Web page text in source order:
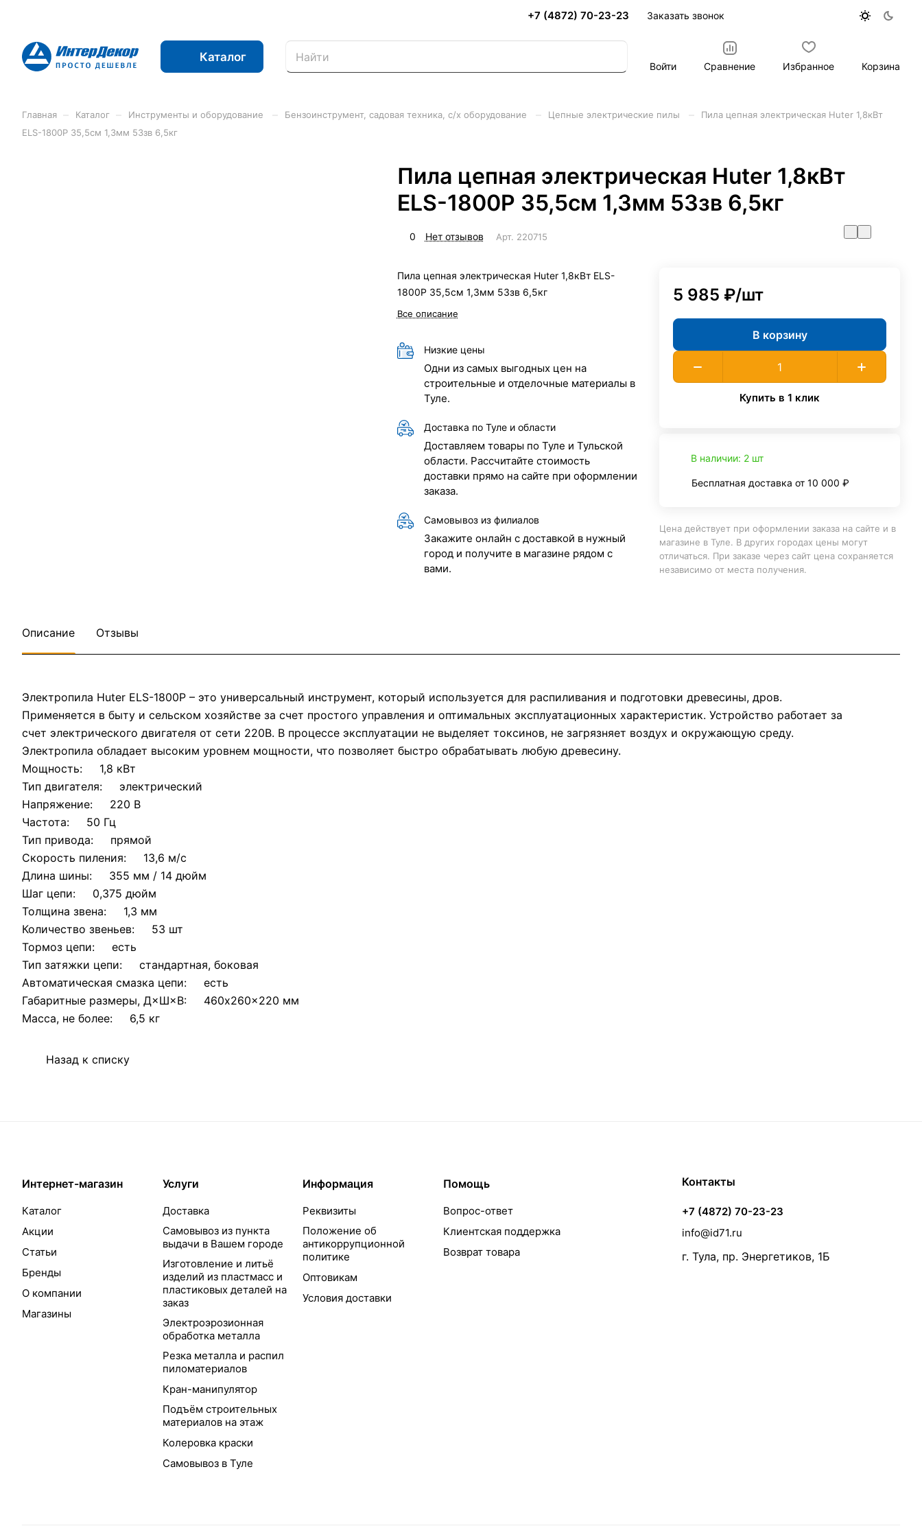
+7 (4872) 70-23-23 Заказать звонок
Каталог
Войти Сравнение Избранное Корзина
Главная Каталог Инструменты и оборудование Бензоинструмент, садовая техника, с/х оборудование Цепные электрические пилы
Пила цепная электрическая Huter 1,8кВт
ELS-1800P 35,5см 1,3мм 53зв 6,5кг
Пила цепная электрическая Huter 1,8кВт
ELS-1800P 35,5см 1,3мм 53зв 6,5кг
0 Нет отзывов Арт. 220715
Пила цепная электрическая Huter 1,8кВт ELS-
1800P 35,5см 1,3мм 53зв 6,5кг
Все описание
Низкие цены
Одни из самых выгодных цен на
строительные и отделочные материалы в
Туле.
Доставка по Туле и области
Доставляем товары по Туле и Тульской
области. Рассчитайте стоимость
доставки прямо на сайте при оформлении
заказа.
Самовывоз из филиалов
Закажите онлайн с доставкой в нужный
город и получите в магазине рядом с
вами.
5 985 ₽/шт
В корзину
Купить в 1 клик
В наличии: 2 шт
Бесплатная доставка от 10 000 ₽
Цена действует при оформлении заказа на сайте и в
магазине в Туле. В других городах цены могут
отличаться. При заказе через сайт цена сохраняется
независимо от места получения.
Описание Отзывы
Электропила Huter ELS-1800P – это универсальный инструмент, который используется для распиливания и подготовки древесины, дров.
Применяется в быту и сельском хозяйстве за счет простого управления и оптимальных эксплуатационных характеристик. Устройство работает за
счет электрического двигателя от сети 220В. В процессе эксплуатации не выделяет токсинов, не загрязняет воздух и окружающую среду.
Электропила обладает высоким уровнем мощности, что позволяет быстро обрабатывать любую древесину.
Мощность: 1,8 кВт
Тип двигателя: электрический
Напряжение: 220 В
Частота: 50 Гц
Тип привода: прямой
Скорость пиления: 13,6 м/с
Длина шины: 355 мм / 14 дюйм
Шаг цепи: 0,375 дюйм
Толщина звена: 1,3 мм
Количество звеньев: 53 шт
Тормоз цепи: есть
Тип затяжки цепи: стандартная, боковая
Автоматическая смазка цепи: есть
Габаритные размеры, Д×Ш×В: 460x260x220 мм
Масса, не более: 6,5 кг
Назад к списку
Интернет-магазин
Каталог
Акции
Статьи
Бренды
О компании
Магазины
Услуги
Доставка
Самовывоз из пункта
выдачи в Вашем городе
Изготовление и литьё
изделий из пластмасс и
пластиковых деталей на
заказ
Электроэрозионная
обработка металла
Резка металла и распил
пиломатериалов
Кран-манипулятор
Подъём строительных
материалов на этаж
Колеровка краски
Самовывоз в Туле
Информация
Реквизиты
Положение об
антикоррупционной
политике
Оптовикам
Условия доставки
Помощь
Вопрос-ответ
Клиентская поддержка
Возврат товара
Контакты
+7 (4872) 70-23-23
info@id71.ru
г. Тула, пр. Энергетиков, 1Б